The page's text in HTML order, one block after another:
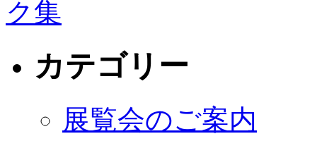
カテゴリー
展覧会のご案内